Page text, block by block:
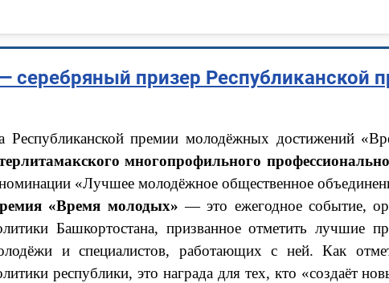
призер Республиканской
Республиканской премии молодёжных достижений
многопрофильного
«Лучшее молодёжное общественное
«Время молодых» — это ежегодное событие,
Башкортостана, призванное отметить лучшие
и специалистов, работающих с ней. Как
республики, это награда для тех, кто «создаёт